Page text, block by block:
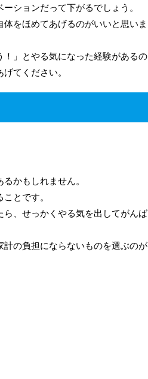
ションだって下がるでしょう。
をほめてあげるのがいいと思いま
」とやる気になった経験があるの
てください。
かもしれません。
とです。
、せっかくやる気を出してがんば
の負担にならないものを選ぶのが